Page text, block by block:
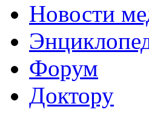
Новости
Форум
Доктору